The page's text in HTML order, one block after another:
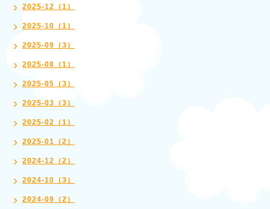
2025-12（1）
2025-10（1）
2025-09（3）
2025-08（1）
2025-05（3）
2025-03（3）
2025-02（1）
2025-01（2）
2024-12（2）
2024-10（3）
2024-09（2）